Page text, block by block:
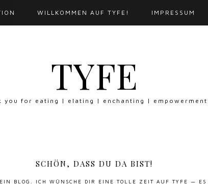
TYFE
you for eating | elating | enchanting | empowerment
WILLKOMMEN AUF TYFE! IMPRESSUM
SCHÖN, DASS DU DA BIST!
BLOG. ICH WÜNSCHE DIR EINE TOLLE ZEIT AUF TYFE — ES